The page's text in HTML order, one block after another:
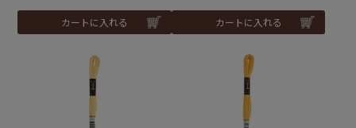
カートに入れる カートに入れる